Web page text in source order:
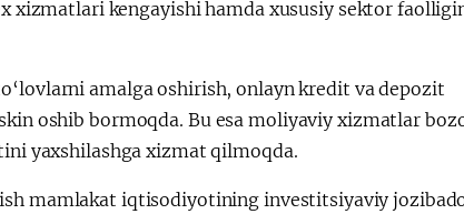
xizmatlari kengayishi hamda xususiy sektor
amalga oshirish, onlayn kredit va depozit
oshib bormoqda. Bu esa moliyaviy xizmatlar
yaxshilashga xizmat qilmoqda.
mamlakat iqtisodiyotining investitsiyaviy